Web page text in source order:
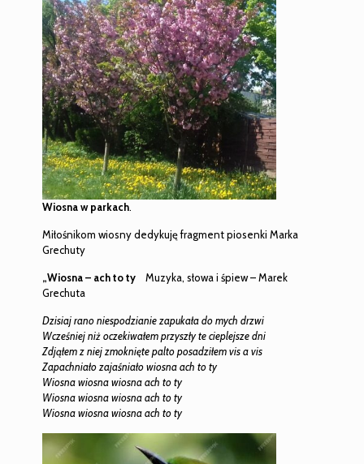
Wiosna w parkach.
Miłośnikom wiosny dedykuję fragment piosenki Marka
Grechuty
„Wiosna – ach to ty Muzyka, słowa i śpiew – Marek
Grechuta
Dzisiaj rano niespodzianie zapukała do mych drzwi
Wcześniej niż oczekiwałem przyszły te cieplejsze dni
Zdjąłem z niej zmoknięte palto posadziłem vis a vis
Zapachniało zajaśniało wiosna ach to ty
Wiosna wiosna wiosna ach to ty
Wiosna wiosna wiosna ach to ty
Wiosna wiosna wiosna ach to ty